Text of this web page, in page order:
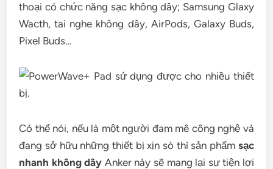
thoại có chức năng sạc không dây; Samsung Glaxy
Wacth, tai nghe không dây, AirPods, Galaxy Buds,
Pixel Buds…
Có thể nói, nếu là một người đam mê công nghệ và
đang sở hữu những thiết bị xịn sò thì sản phẩm sạc
nhanh không dây Anker này sẽ mang lại sự tiện lợi